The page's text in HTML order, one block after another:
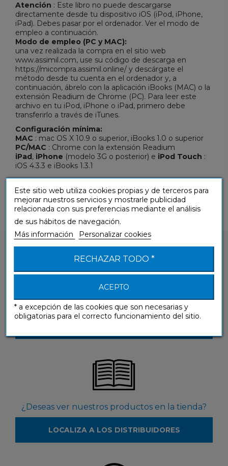
Atención : Este libro no puede descargarse
directamente desde tu dispositivo iOS (iPod, iPhone,
iPad). Debes pasar por el ordenador. Ver el modo de
empleo a continuación.
Modo de empleo (PC y MAC):
una vez realizada la compra en el sitio web
www.assimil.com, use su código de descarga en
https://micompra.assimil.online/ y descárgate el
método desde tu cuenta en el ordenador y, a
continuación, ábrelo con la aplicación iBooks (MAC) o la
extensión Readium de Chrome (PC). Para leer este
archivo en tu iPod, iPhone o iPad, primero debe
transferirlo a través de iTunes.
Configuración mínima:
MAC : mac OS X 10.9 o superior, iBooks 1.0 o superior
PC/MAC : Chrome con la extensión Readium
iPad , iPhone (modelo 3G o posterior) e iPod Touch :
iOS 4.3.3 e iBooks 1.3.1
productos?
¿Deseas ver nuestros productos en la tienda?
LOCALIZA A LOS DISTRIBUIDORES
Este sitio web utiliza cookies propias y de terceros para
mejorar nuestros servicios y mostrarle publicidad
relacionada con sus preferencias mediante el análisis
de sus hábitos de navegación.
Más información
Personalizar cookies
RECHAZAR TODO *
ACEPTO
* a excepción de las cookies que son necesarias y
obligatorias para el correcto funcionamiento del sitio.